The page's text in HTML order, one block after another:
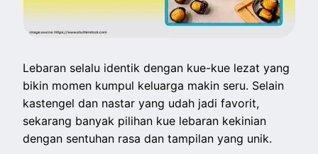
Lebaran selalu identik dengan kue-kue lezat yang
bikin momen kumpul keluarga makin seru. Selain
kastengel dan nastar yang udah jadi favorit,
sekarang banyak pilihan kue lebaran kekinian
dengan sentuhan rasa dan tampilan yang unik.